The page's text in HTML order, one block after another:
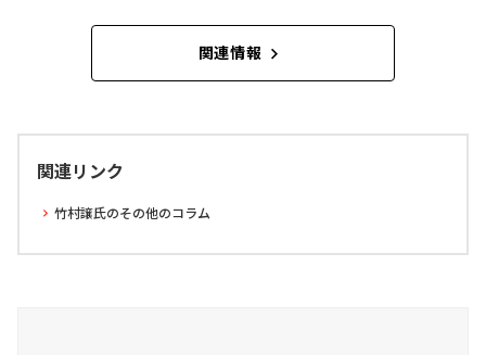
関連情報
関連リンク
竹村譲氏のその他のコラム